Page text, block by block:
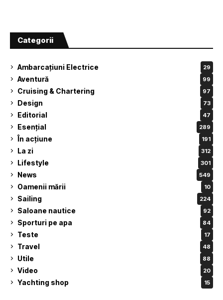
Categorii
Ambarcațiuni Electrice 29
Aventură 99
Cruising & Chartering 97
Design 73
Editorial 47
Esențial 289
În acțiune 191
La zi 312
Lifestyle 301
News 549
Oamenii mării 10
Sailing 224
Saloane nautice 92
Sporturi pe apa 84
Teste 17
Travel 48
Utile 88
Video 20
Yachting shop 15